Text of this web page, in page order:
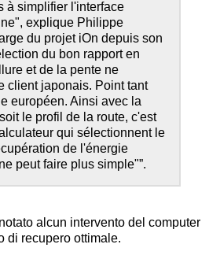
à simplifier l'interface
explique Philippe
du projet iOn depuis son
du bon rapport en
et de la pente ne
client japonais. Point tant
européen. Ainsi avec la
le profil de la route, c'est
qui sélectionnent le
de l'énergie
peut faire plus simple"”.
alcun intervento del computer
di recupero ottimale.